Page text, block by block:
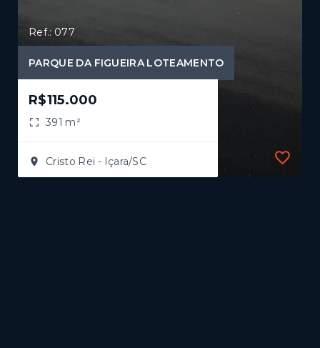
Ref.: 077
PARQUE DA FIGUEIRA LOTEAMENTO
R$115.000
391 m²
Cristo Rei - Içara/SC